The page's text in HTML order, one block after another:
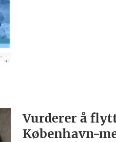
Vurderer å
København-